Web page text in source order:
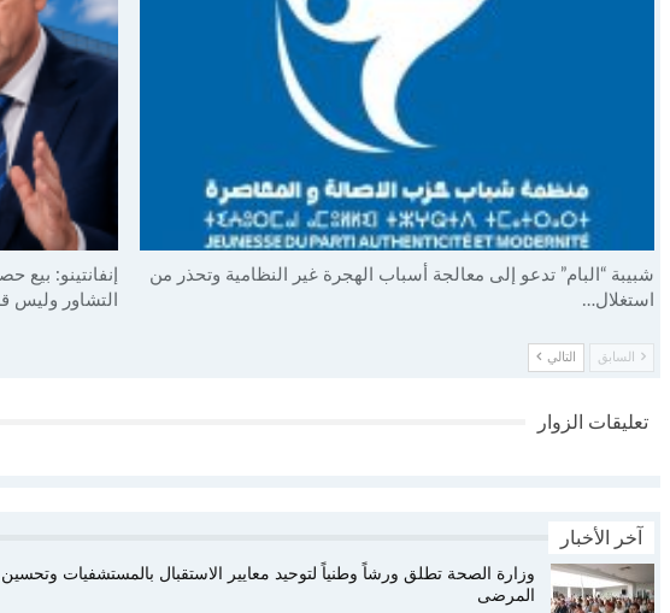
شبيبة “البام” تدعو إلى معالجة أسباب الهجرة غير النظامية وتحذر من
استغلال…
إنفانتينو:
التشاور وليس
السابق التالي
تعليقات الزوار
آخر الأخبار
وزارة الصحة تطلق ورشاً وطنياً لتوحيد معايير الاستقبال بالمستشفيات
المرضى